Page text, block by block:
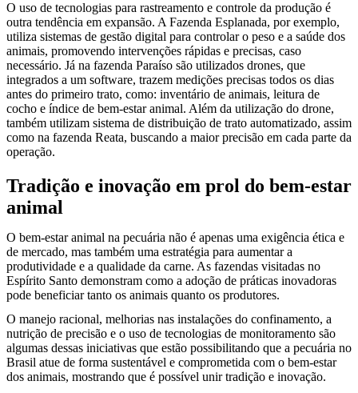
O uso de tecnologias para rastreamento e controle da produção é
outra tendência em expansão. A Fazenda Esplanada, por exemplo,
utiliza sistemas de gestão digital para controlar o peso e a saúde dos
animais, promovendo intervenções rápidas e precisas, caso
necessário. Já na fazenda Paraíso são utilizados drones, que
integrados a um software, trazem medições precisas todos os dias
antes do primeiro trato, como: inventário de animais, leitura de
cocho e índice de bem-estar animal. Além da utilização do drone,
também utilizam sistema de distribuição de trato automatizado, assim
como na fazenda Reata, buscando a maior precisão em cada parte da
operação.
Tradição e inovação em prol do bem-estar
animal
O bem-estar animal na pecuária não é apenas uma exigência ética e
de mercado, mas também uma estratégia para aumentar a
produtividade e a qualidade da carne. As fazendas visitadas no
Espírito Santo demonstram como a adoção de práticas inovadoras
pode beneficiar tanto os animais quanto os produtores.
O manejo racional, melhorias nas instalações do confinamento, a
nutrição de precisão e o uso de tecnologias de monitoramento são
algumas dessas iniciativas que estão possibilitando que a pecuária no
Brasil atue de forma sustentável e comprometida com o bem-estar
dos animais, mostrando que é possível unir tradição e inovação.